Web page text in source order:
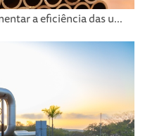
a eficiência das u...